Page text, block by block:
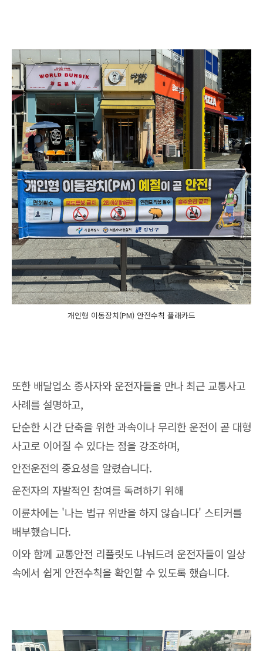
개인형 이동장치(PM) 안전수칙 플래카드
또한 배달업소 종사자와 운전자들을 만나 최근 교통사고
사례를 설명하고,
단순한 시간 단축을 위한 과속이나 무리한 운전이 곧 대형
사고로 이어질 수 있다는 점을 강조하며,
안전운전의 중요성을 알렸습니다.
운전자의 자발적인 참여를 독려하기 위해
이륜차에는 '나는 법규 위반을 하지 않습니다' 스티커를
배부했습니다.
이와 함께 교통안전 리플릿도 나눠드려 운전자들이 일상
속에서 쉽게 안전수칙을 확인할 수 있도록 했습니다.